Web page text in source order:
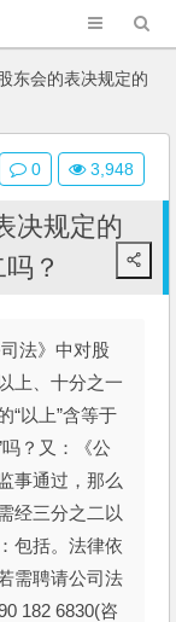
东会的表决规定的
决规定的
？
法》中对股
上、十分之一
“以上”含等于
吗？又：《公
事通过，那么
经三分之二以
包括。法律依
需聘请公司法
182 6830(咨
0 3,948